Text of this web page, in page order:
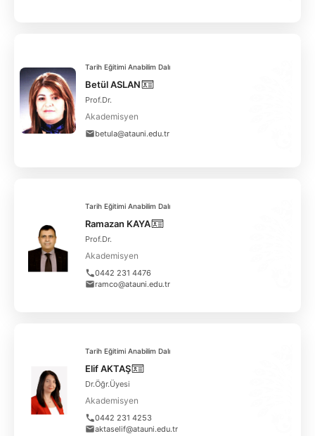
Tarih Eğitimi Anabilim Dalı
Betül ASLAN
Prof.Dr.
Akademisyen
betula@atauni.edu.tr
Tarih Eğitimi Anabilim Dalı
Ramazan KAYA
Prof.Dr.
Akademisyen
0442 231 4476
ramco@atauni.edu.tr
Tarih Eğitimi Anabilim Dalı
Elif AKTAŞ
Dr.Öğr.Üyesi
Akademisyen
0442 231 4253
aktaselif@atauni.edu.tr